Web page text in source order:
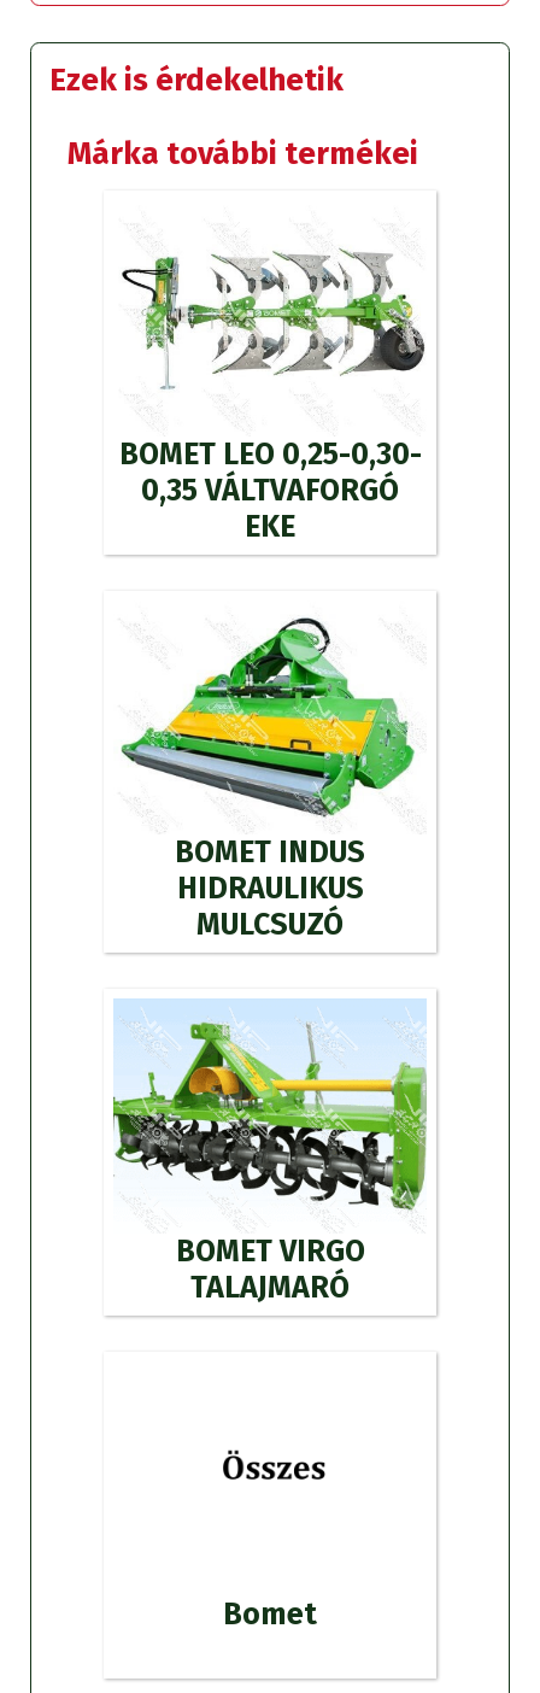
Ezek is érdekelhetik
Márka további termékei
BOMET LEO 0,25-0,30-
0,35 VÁLTVAFORGÓ
EKE
BOMET INDUS
HIDRAULIKUS
MULCSUZÓ
BOMET VIRGO
TALAJMARÓ
Bomet